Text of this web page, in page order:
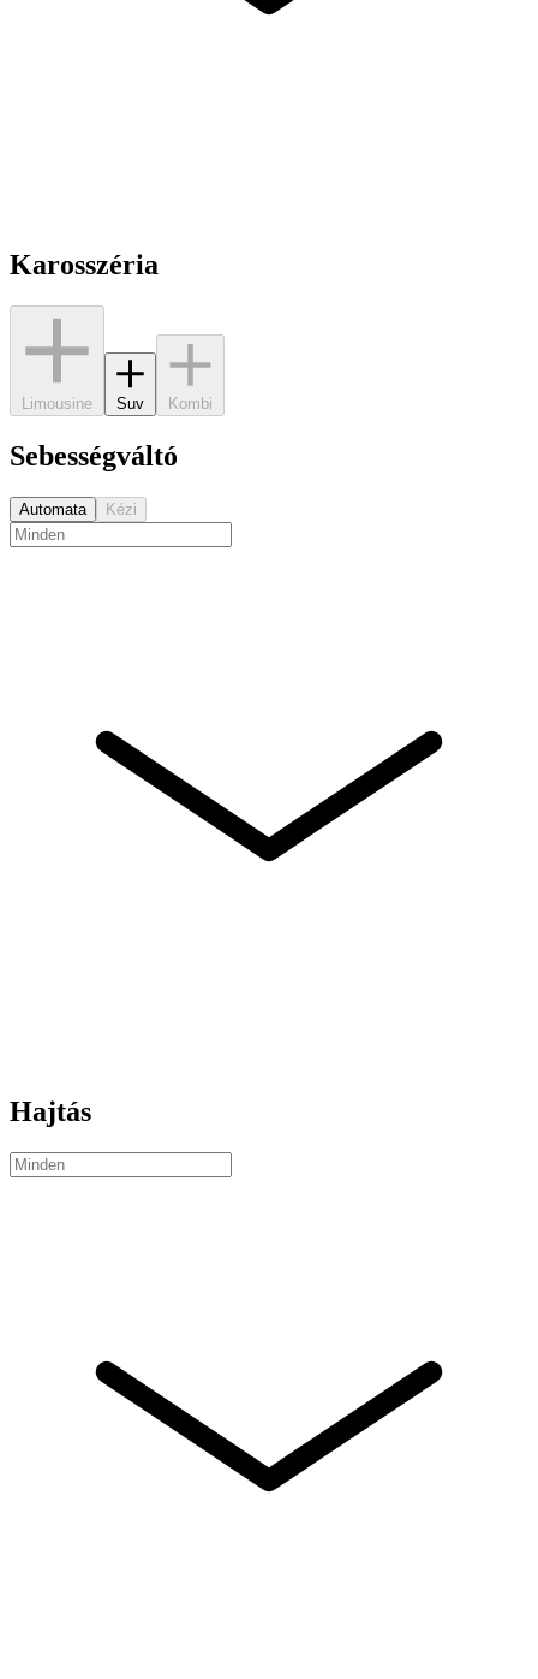
Karosszéria
Limousine Suv Kombi
Sebességváltó
Automata Kézi
Hajtás